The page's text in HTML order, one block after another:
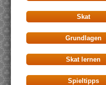
Skat
Grundlagen
Skat lernen
Spieltipps